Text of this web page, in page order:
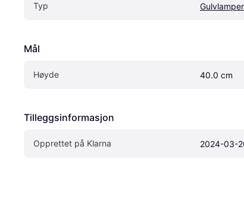
Typ Gulvlamper
Mål
Høyde 40.0 cm
Tilleggsinformasjon
Opprettet på Klarna 2024-03-